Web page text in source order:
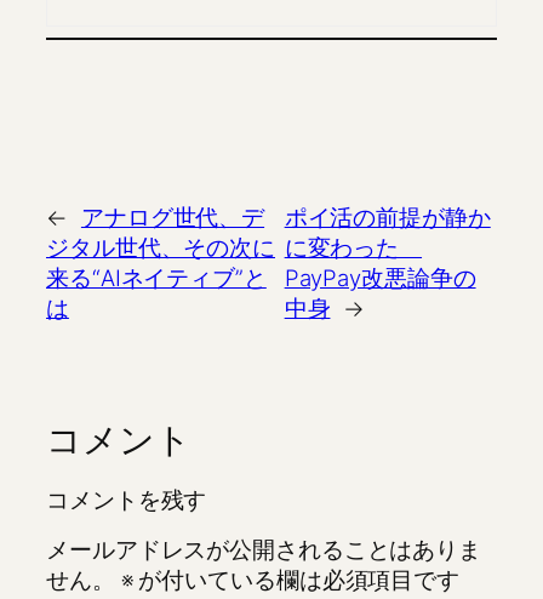
←
アナログ世代、デ
ジタル世代、その次に
来る“AIネイティブ”と
は
ポイ活の前提が静か
に変わった
PayPay改悪論争の
中身 →
コメント
コメントを残す
メールアドレスが公開されることはありま
せん。
※が付いている欄は必須項目です